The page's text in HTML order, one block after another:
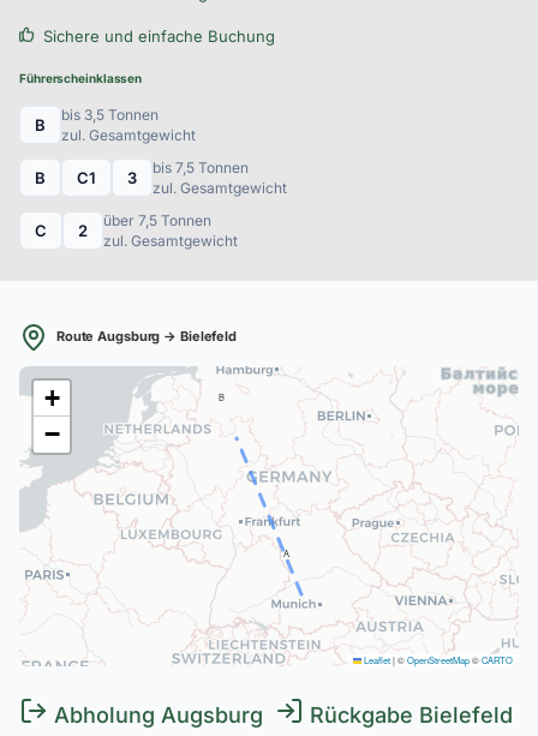
Sichere und einfache Buchung
Führerscheinklassen
B
bis 3,5 Tonnen
zul. Gesamtgewicht
B C1 3
bis 7,5 Tonnen
zul. Gesamtgewicht
C 2
über 7,5 Tonnen
zul. Gesamtgewicht
Route Augsburg → Bielefeld
A
B
+
−
Leaflet|©OpenStreetMap©CARTO
Abholung Augsburg Rückgabe Bielefeld